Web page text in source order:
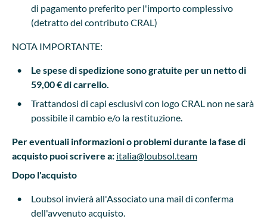
di pagamento preferito per l'importo complessivo
(detratto del contributo CRAL)
NOTA IMPORTANTE:
Le spese di spedizione sono gratuite per un netto di
59,00 € di carrello.
Trattandosi di capi esclusivi con logo CRAL non ne sarà
possibile il cambio e/o la restituzione.
Per eventuali informazioni o problemi durante la fase di
acquisto puoi scrivere a: italia@loubsol.team
Dopo l'acquisto
Loubsol invierà all'Associato una mail di conferma
dell'avvenuto acquisto.